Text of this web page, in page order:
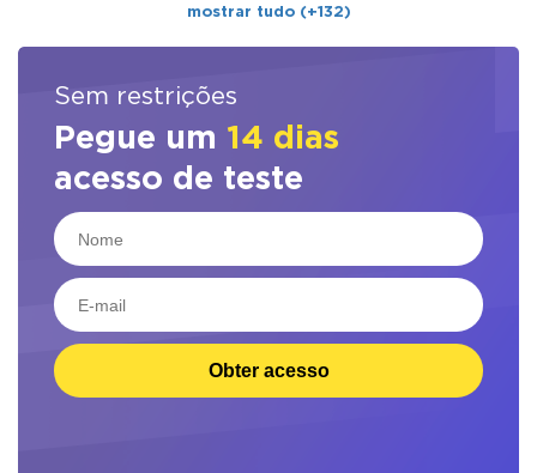
mostrar tudo (+132)
Sem restrições
Pegue um 14 dias
acesso de teste
Obter acesso